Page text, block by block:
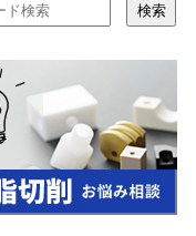
検索